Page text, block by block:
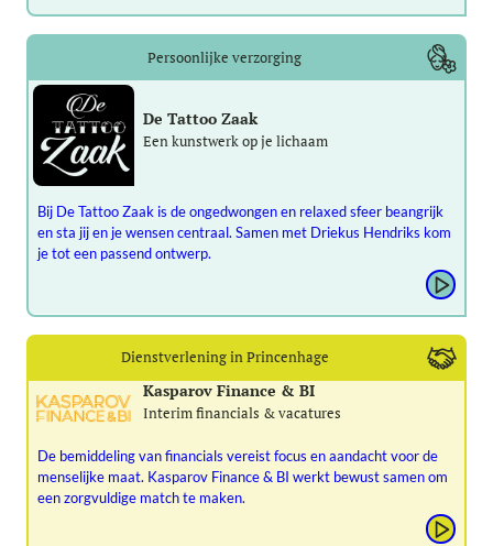
Persoonlijke verzorging
De Tattoo Zaak
Een kunstwerk op je lichaam
Bij De Tattoo Zaak is de ongedwongen en relaxed sfeer beangrijk
en sta jij en je wensen centraal. Samen met Driekus Hendriks kom
je tot een passend ontwerp.
Dienstverlening in Princenhage
Kasparov Finance & BI
Interim financials & vacatures
De bemiddeling van financials vereist focus en aandacht voor de
menselijke maat. Kasparov Finance & BI werkt bewust samen om
een zorgvuldige match te maken.